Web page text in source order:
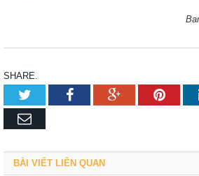
SHARE.
TwitterFacebookGoogle+
Email
BÀI VIẾT LIÊN QUAN